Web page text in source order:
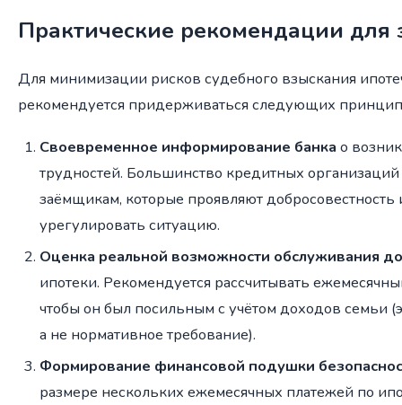
Практические рекомендации
Для минимизации рисков судебного взыскания
рекомендуется придерживаться следующих
Своевременное информирование банка о
трудностей. Большинство кредитных
заёмщикам, которые проявляют добросовестность
урегулировать ситуацию.
Оценка реальной возможности обслуживания
ипотеки. Рекомендуется рассчитывать
чтобы он был посильным с учётом доходов семьи
а не нормативное требование).
Формирование финансовой подушки
размере нескольких ежемесячных платежей по